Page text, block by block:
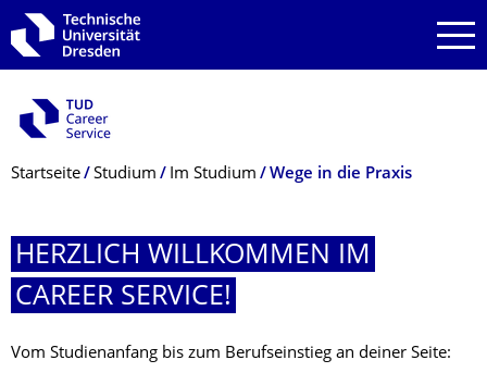
Zur Hauptnavigation springen
Zur Suche springen
Zum Inhalt springen
Breadcrumb-Menü
Startseite Studium Im Studium Wege in die Praxis
HERZLICH WILLKOMMEN IM
CAREER SERVICE!
Vom Studienanfang bis zum Berufseinstieg an deiner Seite: